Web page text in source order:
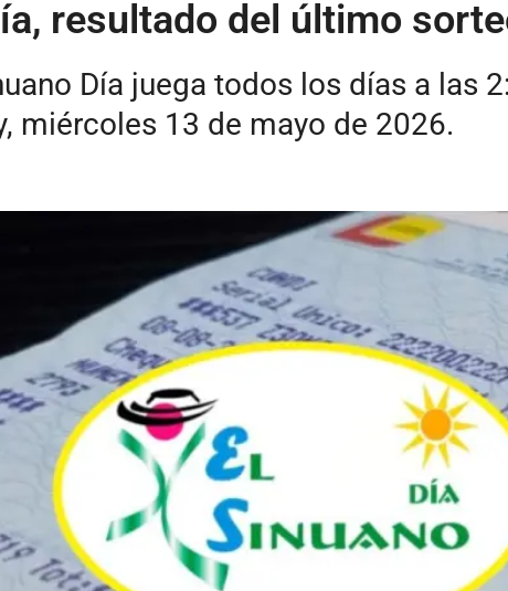
resultado del último
Día juega todos los días a las
miércoles 13 de mayo de 2026.